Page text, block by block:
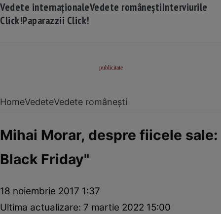
Vedete internaționaleVedete româneștiInterviurile
Click!Paparazzii Click!
HomeVedeteVedete românești
Mihai Morar, despre fiicele
Black Friday"
18 noiembrie 2017 1:37
Ultima actualizare: 7 martie 2022 15:00